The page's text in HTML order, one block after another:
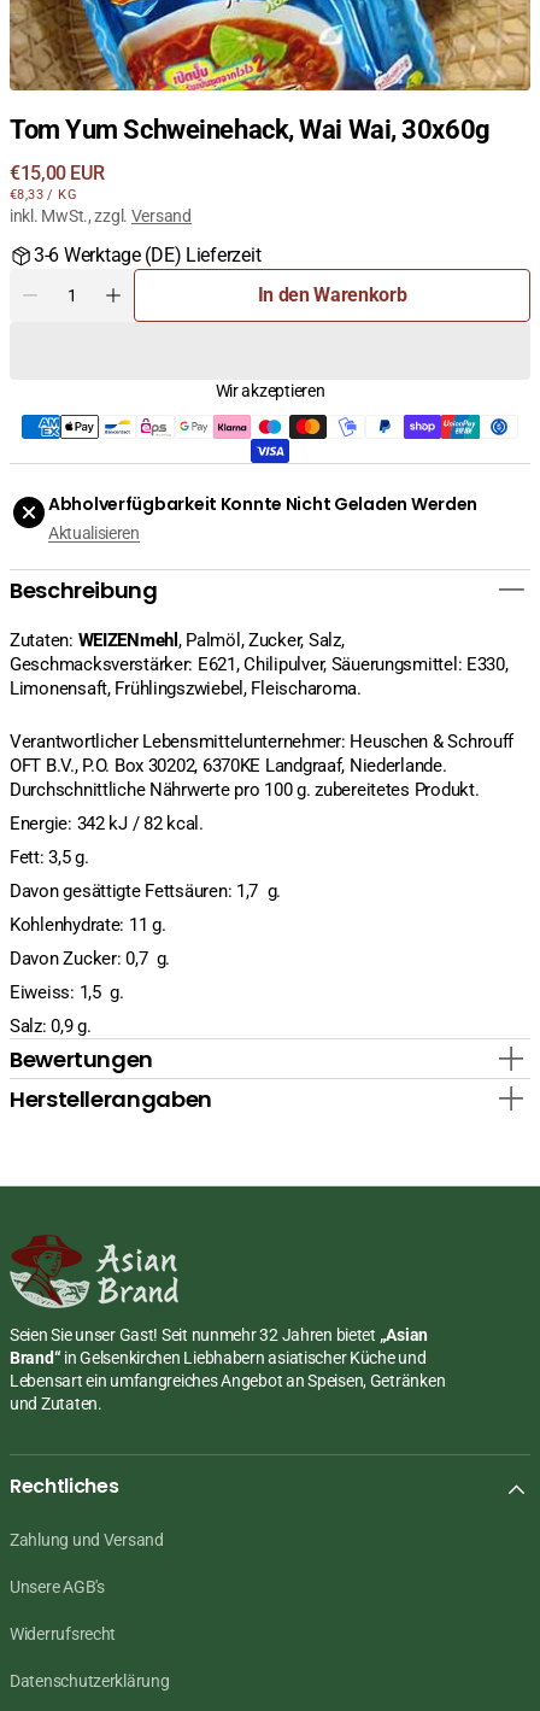
Tom Yum Schweinehack, Wai Wai, 30x60g
Regulärer
Preis
€15,00 EUR
STÜCKPREIS
€8,33 / PRO
KG
inkl. MwSt., zzgl. Versand
3-6 Werktage (DE) Lieferzeit
Menge
Wai
Wai,
30x60g
Menge
Schweinehack,
Wai
30x60g
In den Warenkorb
Wir akzeptieren
Abholverfügbarkeit Konnte Nicht Geladen Werden
Aktualisieren
Beschreibung
Zutaten: WEIZENmehl , Palmöl, Zucker, Salz,
Geschmacksverstärker: E621, Chilipulver, Säuerungsmittel: E330,
Limonensaft, Frühlingszwiebel, Fleischaroma.
Verantwortlicher Lebensmittelunternehmer: Heuschen & Schrouff
OFT B.V., P.O. Box 30202, 6370KE Landgraaf, Niederlande.
Durchschnittliche Nährwerte pro 100 g. zubereitetes Produkt.
Energie: 342 kJ / 82 kcal.
Fett: 3,5 g.
Davon gesättigte Fettsäuren: 1,7 g.
Kohlenhydrate: 11 g.
Davon Zucker: 0,7 g.
Eiweiss: 1,5 g.
Salz: 0,9 g.
Bewertungen
Herstellerangaben
Seien Sie unser Gast! Seit nunmehr 32 Jahren bietet „Asian
Brand“ in Gelsenkirchen Liebhabern asiatischer Küche und
Lebensart ein umfangreiches Angebot an Speisen, Getränken
und Zutaten.
Rechtliches
Zahlung und Versand
Unsere AGB's
Widerrufsrecht
Datenschutzerklärung